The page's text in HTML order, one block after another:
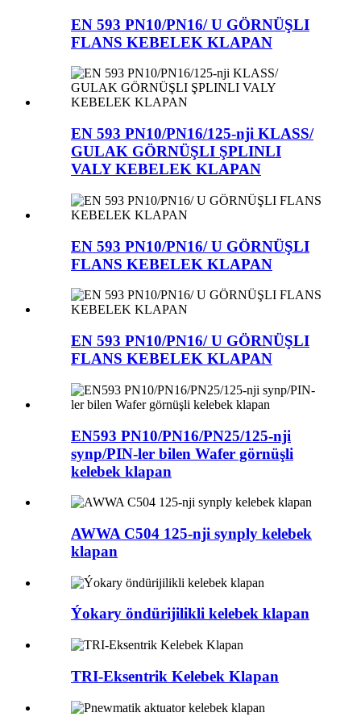
EN 593 PN10/PN16/ U GÖRNÜŞLI
FLANS KEBELEK KLAPAN
EN 593 PN10/PN16/125-nji KLASS/
GULAK GÖRNÜŞLI ŞPLINLI
VALY KEBELEK KLAPAN
EN 593 PN10/PN16/ U GÖRNÜŞLI
FLANS KEBELEK KLAPAN
EN 593 PN10/PN16/ U GÖRNÜŞLI
FLANS KEBELEK KLAPAN
EN593 PN10/PN16/PN25/125-nji
synp/PIN-ler bilen Wafer görnüşli
kelebek klapan
AWWA C504 125-nji synply kelebek
klapan
Ýokary öndürijilikli kelebek klapan
TRI-Eksentrik Kelebek Klapan